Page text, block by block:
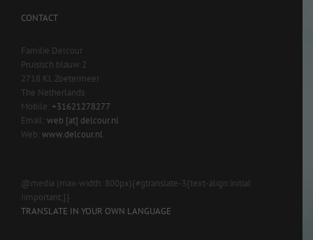
CONTACT
Familie Delcour
Pruisisch blauw 2
2718 KL Zoetermeer
The Netherlands
Mobile: +31621278277
Email: web [at] delcour.nl
Web: www.delcour.nl
@media (max-width: 800px){#gtranslate-3{text-align:initial
!important;}}
TRANSLATE IN YOUR OWN LANGUAGE